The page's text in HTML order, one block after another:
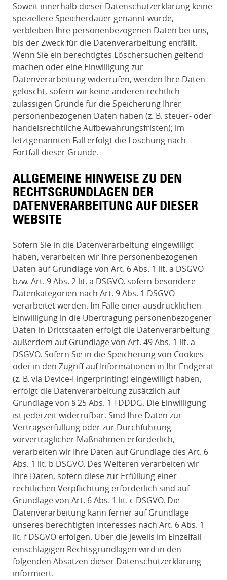
Soweit innerhalb dieser Datenschutzerklärung keine
speziellere Speicherdauer genannt wurde,
verbleiben Ihre personenbezogenen Daten bei uns,
bis der Zweck für die Datenverarbeitung entfällt.
Wenn Sie ein berechtigtes Löschersuchen geltend
machen oder eine Einwilligung zur
Datenverarbeitung widerrufen, werden Ihre Daten
gelöscht, sofern wir keine anderen rechtlich
zulässigen Gründe für die Speicherung Ihrer
personenbezogenen Daten haben (z. B. steuer- oder
handelsrechtliche Aufbewahrungsfristen); im
letztgenannten Fall erfolgt die Löschung nach
Fortfall dieser Gründe.
ALLGEMEINE HINWEISE ZU DEN
RECHTSGRUNDLAGEN DER
DATENVERARBEITUNG AUF DIESER
WEBSITE
Sofern Sie in die Datenverarbeitung eingewilligt
haben, verarbeiten wir Ihre personenbezogenen
Daten auf Grundlage von Art. 6 Abs. 1 lit. a DSGVO
bzw. Art. 9 Abs. 2 lit. a DSGVO, sofern besondere
Datenkategorien nach Art. 9 Abs. 1 DSGVO
verarbeitet werden. Im Falle einer ausdrücklichen
Einwilligung in die Übertragung personenbezogener
Daten in Drittstaaten erfolgt die Datenverarbeitung
außerdem auf Grundlage von Art. 49 Abs. 1 lit. a
DSGVO. Sofern Sie in die Speicherung von Cookies
oder in den Zugriff auf Informationen in Ihr Endgerät
(z. B. via Device-Fingerprinting) eingewilligt haben,
erfolgt die Datenverarbeitung zusätzlich auf
Grundlage von § 25 Abs. 1 TDDDG. Die Einwilligung
ist jederzeit widerrufbar. Sind Ihre Daten zur
Vertragserfüllung oder zur Durchführung
vorvertraglicher Maßnahmen erforderlich,
verarbeiten wir Ihre Daten auf Grundlage des Art. 6
Abs. 1 lit. b DSGVO. Des Weiteren verarbeiten wir
Ihre Daten, sofern diese zur Erfüllung einer
rechtlichen Verpflichtung erforderlich sind auf
Grundlage von Art. 6 Abs. 1 lit. c DSGVO. Die
Datenverarbeitung kann ferner auf Grundlage
unseres berechtigten Interesses nach Art. 6 Abs. 1
lit. f DSGVO erfolgen. Über die jeweils im Einzelfall
einschlägigen Rechtsgrundlagen wird in den
folgenden Absätzen dieser Datenschutzerklärung
informiert.